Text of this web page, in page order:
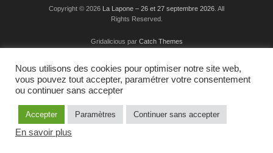
Copyright © 2026 La Lapone – 26 et 27 septembre 2026 . All
Rights Reserved.
Gridalicious par Catch Themes
Nous utilisons des cookies pour optimiser notre site web,
vous pouvez tout accepter, paramétrer votre consentement
ou continuer sans accepter
Accepter Paramètres Continuer sans accepter
En savoir plus